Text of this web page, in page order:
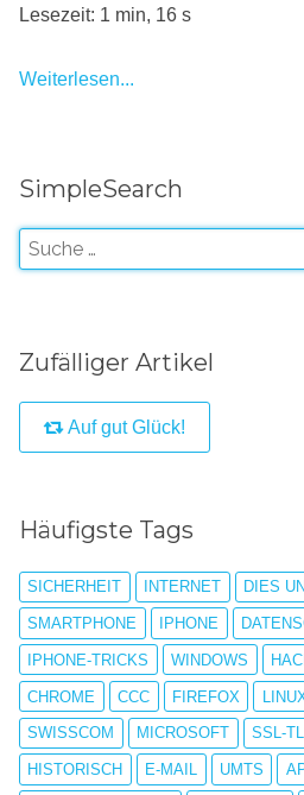
Lesezeit: 1 min, 16 s
Weiterlesen...
SimpleSearch
Zufälliger Artikel
Auf gut Glück!
Häufigste Tags
SICHERHEIT INTERNET DIES
SMARTPHONE IPHONE
IPHONE-TRICKS WINDOWS
CHROME CCC FIREFOX
SWISSCOM MICROSOFT SSL-
HISTORISCH E-MAIL UMTS